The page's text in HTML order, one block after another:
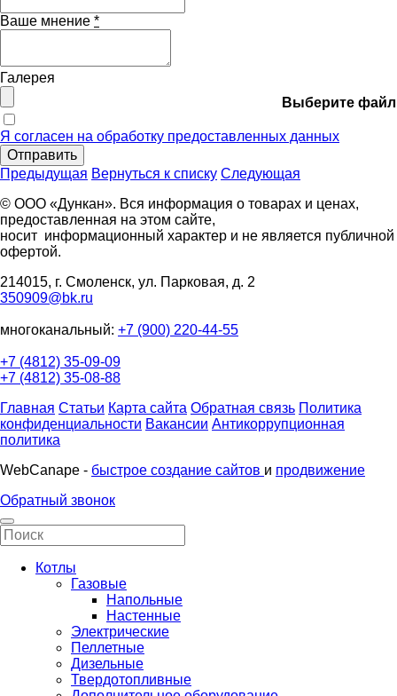
Ваше мнение *
Галерея
Выберите файл
Я согласен на обработку предоставленных данных
Отправить
Предыдущая Вернуться к списку Следующая
© ООО «Дункан». Вся информация о товарах и ценах,
предоставленная на этом сайте,
носит информационный характер и не является публичной
офертой.
214015, г. Смоленск, ул. Парковая, д. 2
350909@bk.ru
многоканальный: +7 (900) 220-44-55
+7 (4812) 35-09-09
+7 (4812) 35-08-88
Главная Статьи Карта сайта Обратная связь Политика
конфиденциальности Вакансии Антикоррупционная
политика
WebCanape - быстрое создание сайтов и продвижение
Обратный звонок
Котлы
Газовые
Напольные
Настенные
Электрические
Пеллетные
Дизельные
Твердотопливные